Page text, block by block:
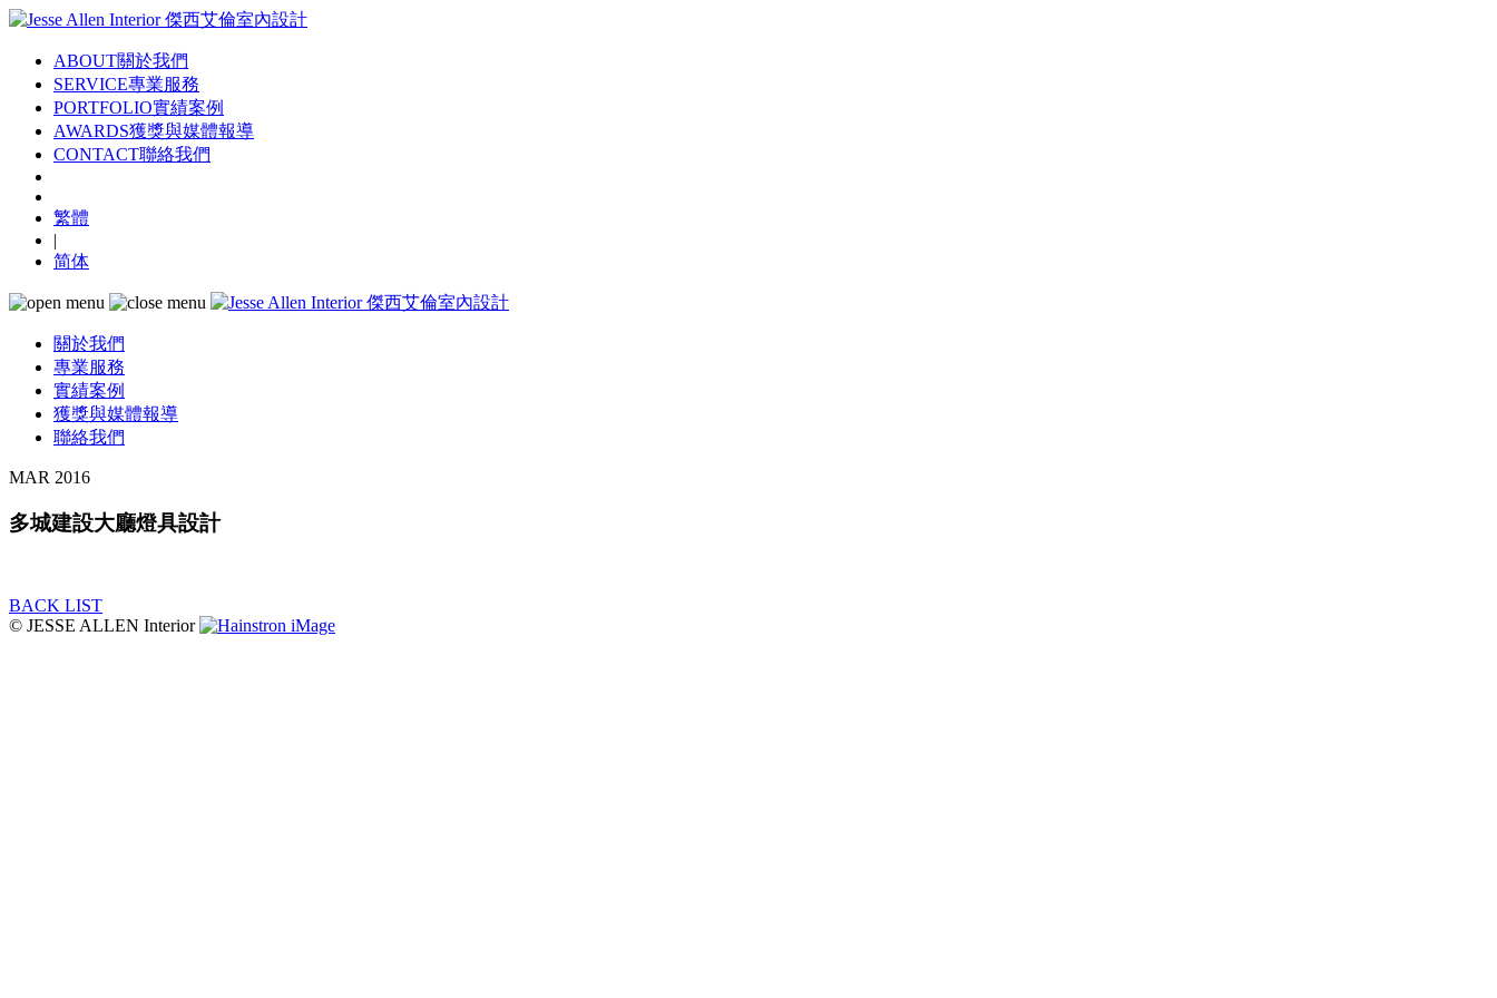
ABOUT關於我們
SERVICE專業服務
PORTFOLIO實績案例
AWARDS獲獎與媒體報導
CONTACT聯絡我們
繁體
|
简体
關於我們
專業服務
實績案例
獲獎與媒體報導
聯絡我們
MAR 2016
多城建設大廳燈具設計
BACK LIST
© JESSE ALLEN Interior